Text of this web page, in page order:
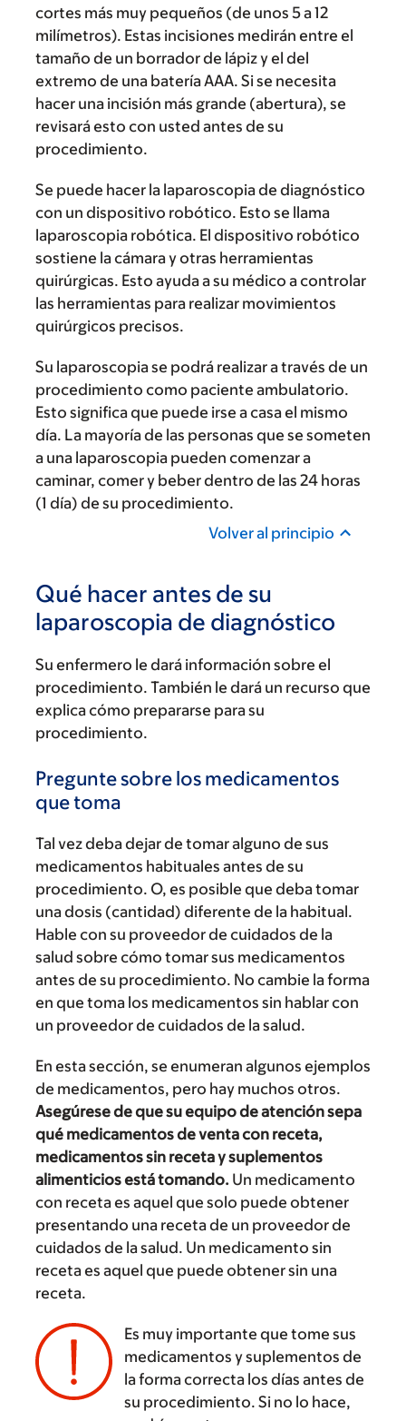
cortes más muy pequeños (de unos 5 a 12
milímetros). Estas incisiones medirán entre el
tamaño de un borrador de lápiz y el del
extremo de una batería AAA. Si se necesita
hacer una incisión más grande (abertura), se
revisará esto con usted antes de su
procedimiento.
Se puede hacer la laparoscopia de diagnóstico
con un dispositivo robótico. Esto se llama
laparoscopia robótica. El dispositivo robótico
sostiene la cámara y otras herramientas
quirúrgicas. Esto ayuda a su médico a controlar
las herramientas para realizar movimientos
quirúrgicos precisos.
Su laparoscopia se podrá realizar a través de un
procedimiento como paciente ambulatorio.
Esto significa que puede irse a casa el mismo
día. La mayoría de las personas que se someten
a una laparoscopia pueden comenzar a
caminar, comer y beber dentro de las 24 horas
(1 día) de su procedimiento.
Volver al principio
Qué hacer antes de su
laparoscopia de diagnóstico
Su enfermero le dará información sobre el
procedimiento. También le dará un recurso que
explica cómo prepararse para su
procedimiento.
Pregunte sobre los medicamentos
que toma
Tal vez deba dejar de tomar alguno de sus
medicamentos habituales antes de su
procedimiento. O, es posible que deba tomar
una dosis (cantidad) diferente de la habitual.
Hable con su proveedor de cuidados de la
salud sobre cómo tomar sus medicamentos
antes de su procedimiento. No cambie la forma
en que toma los medicamentos sin hablar con
un proveedor de cuidados de la salud.
En esta sección, se enumeran algunos ejemplos
de medicamentos, pero hay muchos otros.
Asegúrese de que su equipo de atención sepa
qué medicamentos de venta con receta,
medicamentos sin receta y suplementos
alimenticios está tomando. Un medicamento
con receta es aquel que solo puede obtener
presentando una receta de un proveedor de
cuidados de la salud. Un medicamento sin
receta es aquel que puede obtener sin una
receta.
Es muy importante que tome sus
medicamentos y suplementos de
la forma correcta los días antes de
su procedimiento. Si no lo hace,